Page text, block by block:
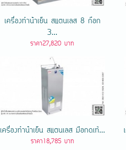
เครื่องทําน้ําเย็น สแตนเลส 8 ก๊อก
3...
ราคา27,820 บาท
เครื่องทําน้ําเย็น สแตนเลส มือกดเท้...
ราคา18,785 บาท